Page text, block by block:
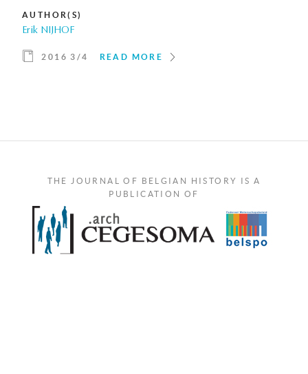
AUTHOR(S)
Erik NIJHOF
2016 3/4 READ MORE
THE JOURNAL OF BELGIAN HISTORY IS A
PUBLICATION OF